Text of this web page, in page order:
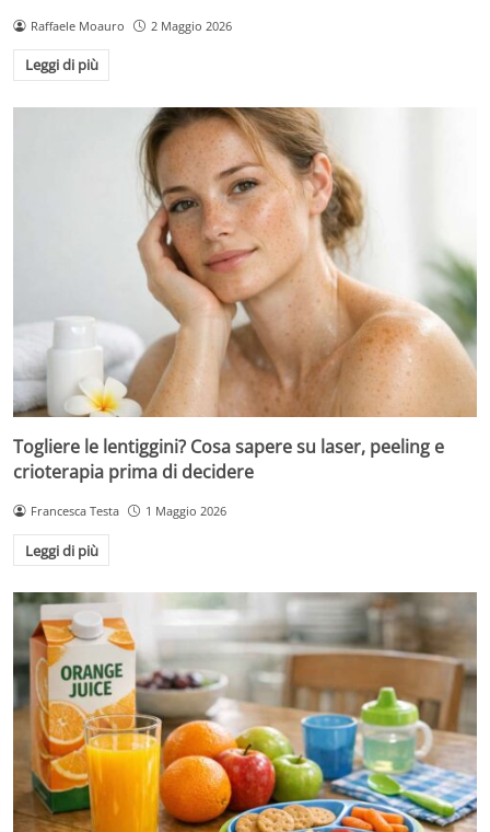
Raffaele Moauro 2 Maggio 2026
Leggi di più
Togliere le lentiggini? Cosa sapere su laser, peeling e
crioterapia prima di decidere
Francesca Testa 1 Maggio 2026
Leggi di più